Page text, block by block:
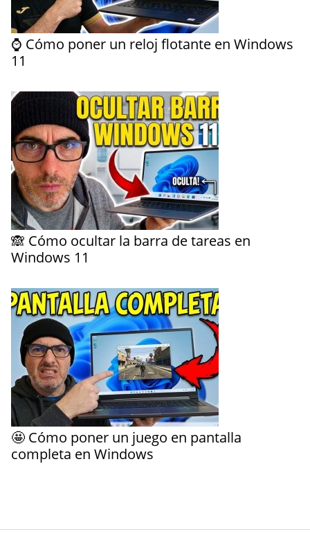
⌚ Cómo poner un reloj flotante en Windows
11
🙈 Cómo ocultar la barra de tareas en
Windows 11
🤩 Cómo poner un juego en pantalla
completa en Windows